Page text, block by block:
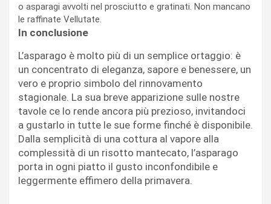
o asparagi avvolti nel prosciutto e gratinati. Non mancano
le raffinate Vellutate.
In conclusione
L’asparago è molto più di un semplice ortaggio: è
un concentrato di eleganza, sapore e benessere, un
vero e proprio simbolo del rinnovamento
stagionale. La sua breve apparizione sulle nostre
tavole ce lo rende ancora più prezioso, invitandoci
a gustarlo in tutte le sue forme finché è disponibile.
Dalla semplicità di una cottura al vapore alla
complessità di un risotto mantecato, l’asparago
porta in ogni piatto il gusto inconfondibile e
leggermente effimero della primavera.